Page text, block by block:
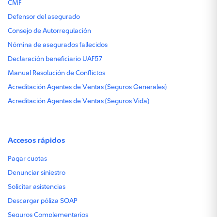
asegurados.
de ingresos.
Asistencias múltiples para
que tu empresa crezca.
Asistencias
Plomería, cerrajería, electricidad, vidriería y exterminación de plagas.
Orientación legal, contable, tributaria, tecnológica y de emprendimiento.
Asistencia cibernética preventiva
CMF
Defensor del asegurado
Consejo de Autorregulación
Nómina de asegurados fallecidos
Declaración beneficiario UAF57
Manual Resolución de Conflictos
Acreditación Agentes de Ventas (Seguros Generales)
Acreditación Agentes de Ventas (Seguros Vida)
Accesos rápidos
Pagar cuotas
Denunciar siniestro
Solicitar asistencias
Descargar póliza SOAP
Seguros Complementarios